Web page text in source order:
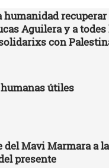
humanidad recuperar
Aguilera y a todes
con
útiles
del Mavi Marmara a la
presente